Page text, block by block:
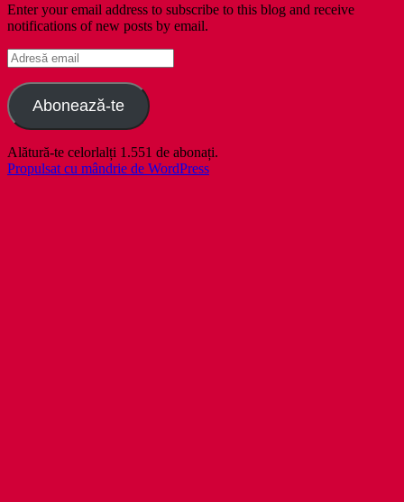
Enter your email address to subscribe to this blog and receive
notifications of new posts by email.
Adresă
email
Abonează-te
Alătură-te celorlalți 1.551 de abonați.
Propulsat cu mândrie de WordPress